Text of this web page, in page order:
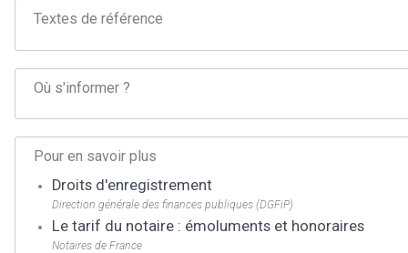
Textes de référence
Où s'informer ?
Pour en savoir plus
Droits d'enregistrement
Direction générale des finances publiques (DGFiP)
Le tarif du notaire : émoluments et honoraires
Notaires de France